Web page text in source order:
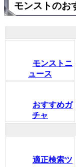
モンストのお
モンストニ
ュース
おすすめガ
チャ
適正検索ツ